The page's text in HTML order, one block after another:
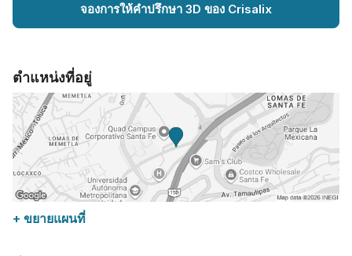
จองการให้คำปรึกษา 3D ของ Crisalix
ตำแหน่งที่อยู่
+ ขยายแผนที่